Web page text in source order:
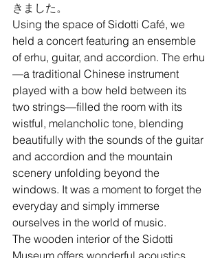
きました。
Using the space of Sidotti Café, we
held a concert featuring an ensemble
of erhu, guitar, and accordion. The erhu
—a traditional Chinese instrument
played with a bow held between its
two strings—filled the room with its
wistful, melancholic tone, blending
beautifully with the sounds of the guitar
and accordion and the mountain
scenery unfolding beyond the
windows. It was a moment to forget the
everyday and simply immerse
ourselves in the world of music.
The wooden interior of the Sidotti
Museum offers wonderful acoustics,